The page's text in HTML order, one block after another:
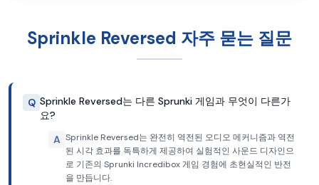
Sprinkle Reversed 자주 묻는 질문
Q Sprinkle Reversed는 다른 Sprunki 게임과 무엇이 다른가
요?
A Sprinkle Reversed는 완전히 역전된 오디오 메커니즘과 역전
된 시각 효과를 독특하게 제공하여 실험적인 사운드 디자인으
로 기존의 Sprunki Incredibox 게임 경험에 초현실적인 반전
을 만듭니다.